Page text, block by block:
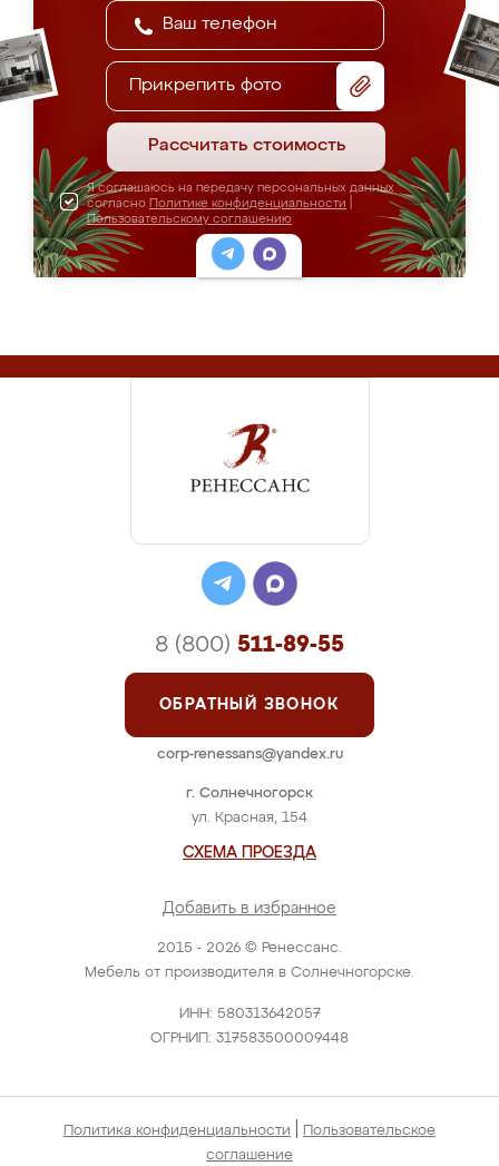
Прикрепить фото
Рассчитать стоимость
Я соглашаюсь на передачу персональных данных
согласно Политике конфиденциальности
Пользовательскому соглашению
2015 - 2026 © Ренессанс.
Мебель от производителя в Солнечногорске.
ИНН: 580313642057
ОГРНИП: 317583500009448
г. Солнечногорск
ул. Красная, 154
СХЕМА ПРОЕЗДА
Добавить в избранное
8 (800) 511-89-55
ОБРАТНЫЙ ЗВОНОК
corp-renessans@yandex.ru
Политика конфиденциальности
Пользовательское
соглашение